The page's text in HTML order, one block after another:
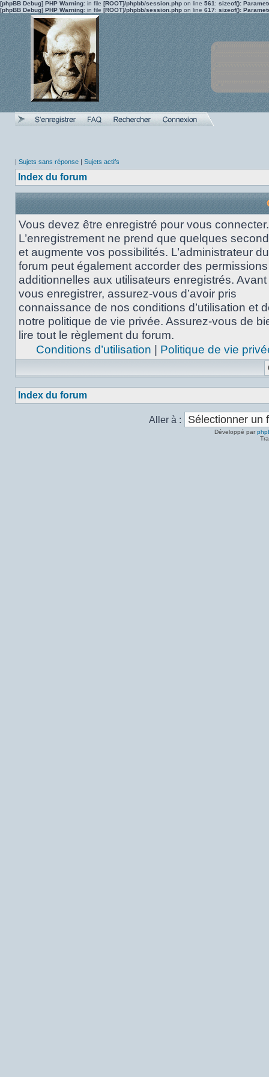
[phpBB Debug] PHP Warning: in file [ROOT]/phpbb/session.php on line 561 : sizeof():
[phpBB Debug] PHP Warning: in file [ROOT]/phpbb/session.php on line 617: sizeof():
| Sujets sans réponse | Sujets actifs
Index du forum
Vous devez être enregistré pour vous connecter.
L’enregistrement ne prend que quelques
et augmente vos possibilités. L’administrateur du
forum peut également accorder des permissions
additionnelles aux utilisateurs enregistrés.
vous enregistrer, assurez-vous d’avoir pris
connaissance de nos conditions d’utilisation et
notre politique de vie privée. Assurez-vous de
lire tout le règlement du forum.
Conditions d’utilisation | Politique de vie
Index du forum
Aller à :
Développé par